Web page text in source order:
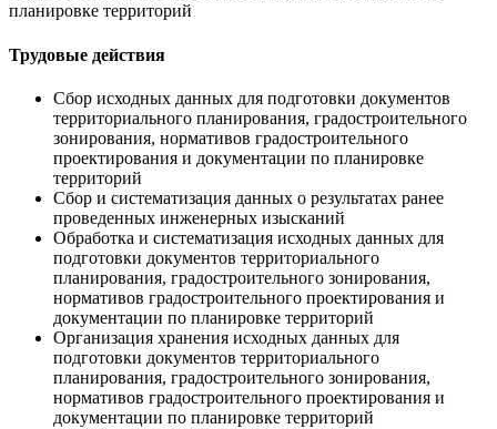
планировке территорий
Трудовые действия
Сбор исходных данных для подготовки документов
территориального планирования, градостроительного
зонирования, нормативов градостроительного
проектирования и документации по планировке
территорий
Сбор и систематизация данных о результатах ранее
проведенных инженерных изысканий
Обработка и систематизация исходных данных для
подготовки документов территориального
планирования, градостроительного зонирования,
нормативов градостроительного проектирования и
документации по планировке территорий
Организация хранения исходных данных для
подготовки документов территориального
планирования, градостроительного зонирования,
нормативов градостроительного проектирования и
документации по планировке территорий